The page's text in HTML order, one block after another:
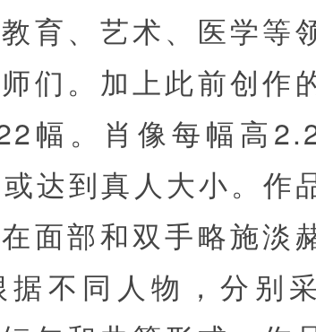
育、艺术、医学等
们。加上此前创作
幅。肖像每幅高
达到真人大小。作
面部和双手略施淡
据不同人物，分别